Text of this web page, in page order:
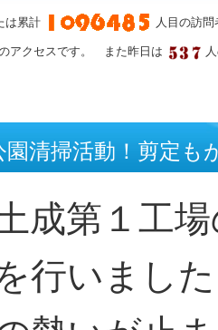
は累計 人目の訪
アクセスです。 また昨日は
園清掃活動！剪定も
成第１工
行いまし